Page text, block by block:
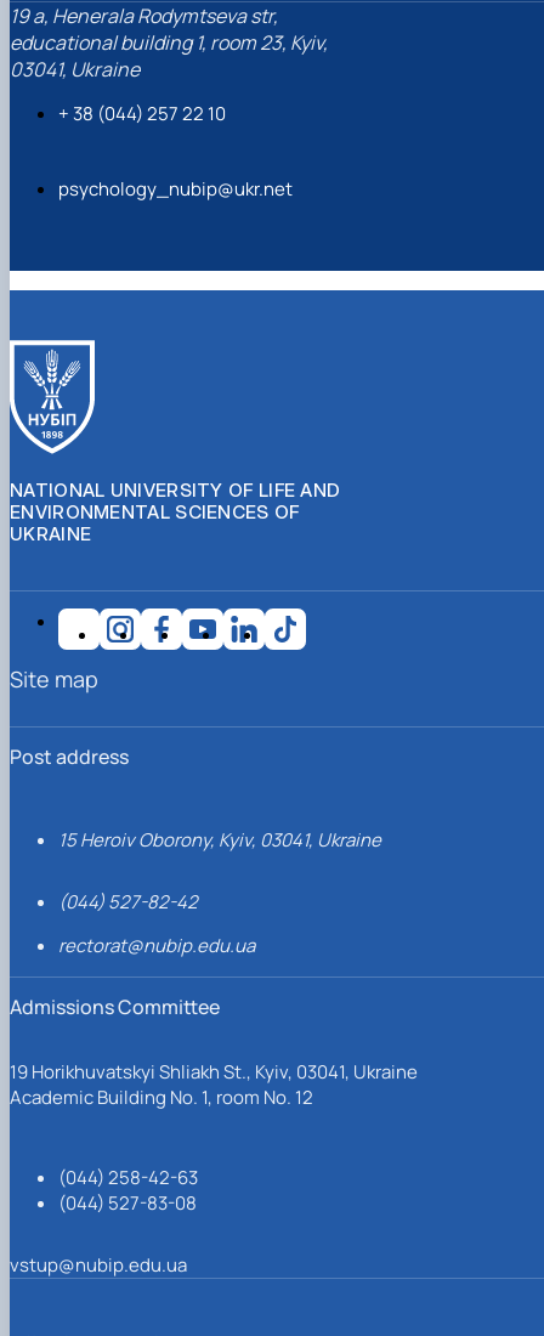
19 a, Henerala Rodymtseva str,
educational building 1, room 23, Kyiv,
03041, Ukraine
+ 38 (044) 257 22 10
psychology_nubip@ukr.net
NATIONAL UNIVERSITY OF LIFE AND
ENVIRONMENTAL SCIENCES OF
UKRAINE
Post address
15 Heroiv Oborony, Kyiv, 03041, Ukraine
(044) 527-82-42
rectorat@nubip.edu.ua
Admissions Committee
19 Horikhuvatskyi Shliakh St., Kyiv, 03041, Ukraine
Academic Building No. 1, room No. 12
(044) 258-42-63
(044) 527-83-08
vstup@nubip.edu.ua
Site map